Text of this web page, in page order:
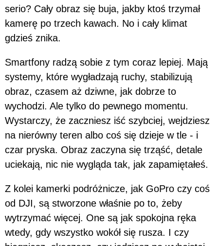
serio? Cały obraz się buja, jakby ktoś trzymał
kamerę po trzech kawach. No i cały klimat
gdzieś znika.
Smartfony radzą sobie z tym coraz lepiej. Mają
systemy, które wygładzają ruchy, stabilizują
obraz, czasem aż dziwne, jak dobrze to
wychodzi. Ale tylko do pewnego momentu.
Wystarczy, że zaczniesz iść szybciej, wejdziesz
na nierówny teren albo coś się dzieje w tle - i
czar pryska. Obraz zaczyna się trząść, detale
uciekają, nic nie wygląda tak, jak zapamiętałeś.
Z kolei kamerki podróżnicze, jak GoPro czy coś
od DJI, są stworzone właśnie po to, żeby
wytrzymać więcej. One są jak spokojna ręka
wtedy, gdy wszystko wokół się rusza. I czy